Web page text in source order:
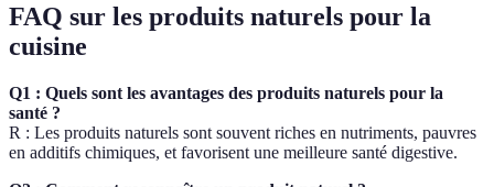
FAQ sur les produits naturels pour la
cuisine
Q1 : Quels sont les avantages des produits naturels pour la
santé ?
R : Les produits naturels sont souvent riches en nutriments, pauvres
en additifs chimiques, et favorisent une meilleure santé digestive.